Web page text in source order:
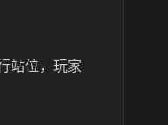
站位，玩家